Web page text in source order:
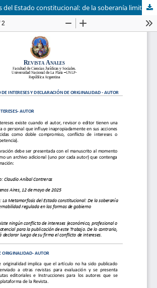
La metamorfosis del Estado constitucional: de la soberanía limitada a la gobernabilidad regulada en las formas de gobierno contemporáneas